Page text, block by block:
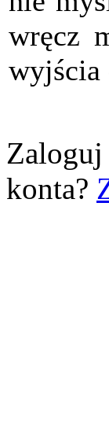
wręcz
wyjścia
Zaloguj
konta?